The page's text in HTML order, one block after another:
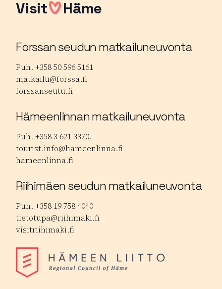
Visit Häme
Forssan seudun matkailuneuvonta
Puh. +358 50 596 5161
matkailu@forssa.fi
forssanseutu.fi
Hämeenlinnan matkailuneuvonta
Puh. +358 3 621 3370.
tourist.info@hameenlinna.fi
hameenlinna.fi
Riihimäen seudun matkailuneuvonta
Puh. +358 19 758 4040
tietotupa@riihimaki.fi
visitriihimaki.fi